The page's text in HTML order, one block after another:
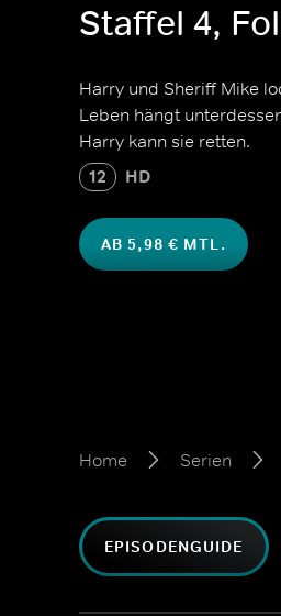
Staffel 4,
Harry und Sheriff Mike
Leben hängt
Harry kann sie retten.
12 HD
AB 5,98 € MTL.
Home Serien
EPISODENGUIDE